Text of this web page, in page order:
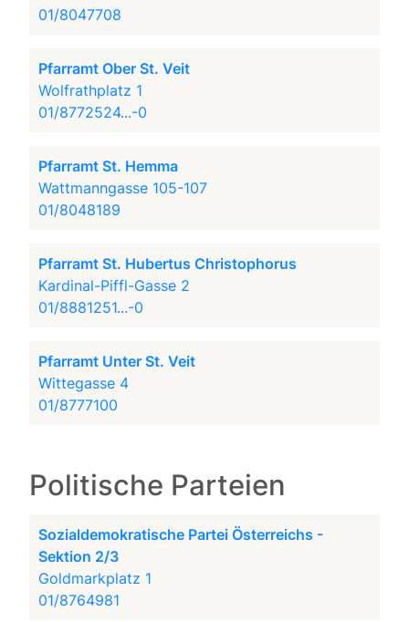
01/8047708
Pfarramt Ober St. Veit
Wolfrathplatz 1
01/8772524...-0
Pfarramt St. Hemma
Wattmanngasse 105-107
01/8048189
Pfarramt St. Hubertus Christophorus
Kardinal-Piffl-Gasse 2
01/8881251...-0
Pfarramt Unter St. Veit
Wittegasse 4
01/8777100
Politische Parteien
Sozialdemokratische Partei Österreichs -
Sektion 2/3
Goldmarkplatz 1
01/8764981